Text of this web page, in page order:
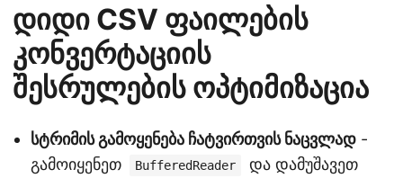
დიდი CSV ფაილების
კონვერტაციის
შესრულების ოპტიმიზაცია
სტრიმის გამოყენება ჩატვირთვის ნაცვლად -
გამოიყენეთ
BufferedReader
და დამუშავეთ